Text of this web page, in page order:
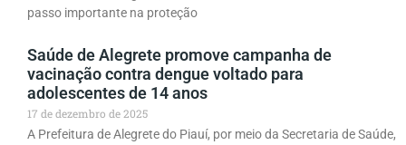
passo importante na proteção
Saúde de Alegrete promove campanha de
vacinação contra dengue voltado para
adolescentes de 14 anos
17 de dezembro de 2025
A Prefeitura de Alegrete do Piauí, por meio da Secretaria de Saúde,